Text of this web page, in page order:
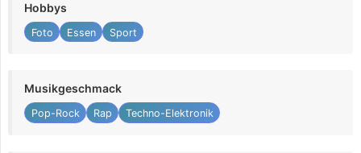
Hobbys
Foto Essen Sport
Musikgeschmack
Pop-Rock Rap Techno-Elektronik